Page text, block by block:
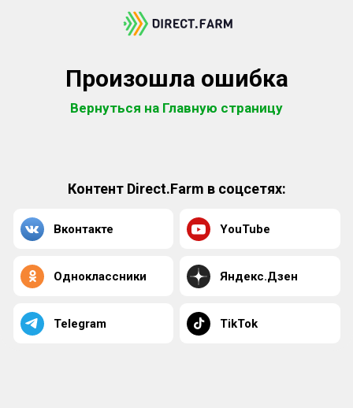
Произошла ошибка
Вернуться на Главную страницу
Контент Direct.Farm в соцсетях:
Вконтакте YouTube
Одноклассники Яндекс.Дзен
Telegram TikTok